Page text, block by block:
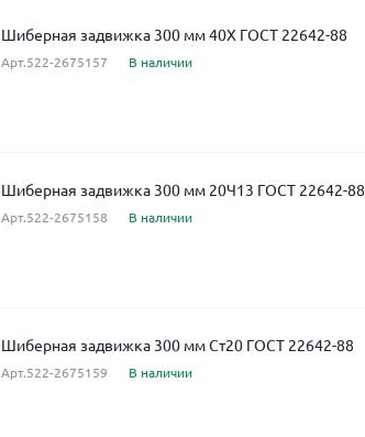
Шиберная задвижка 300 мм 40Х ГОСТ 22642-88
Арт.522-2675157 В наличии
Шиберная задвижка 300 мм 20Ч13 ГОСТ 22642-88
Арт.522-2675158 В наличии
Шиберная задвижка 300 мм Ст20 ГОСТ 22642-88
Арт.522-2675159 В наличии